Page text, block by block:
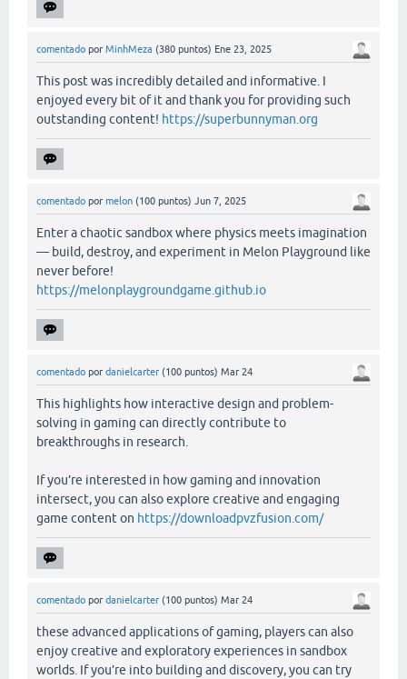
comentado por MinhMeza (380 puntos) Ene 23, 2025
This post was incredibly detailed and informative. I
enjoyed every bit of it and thank you for providing such
outstanding content! https://superbunnyman.org
comentado por melon (100 puntos) Jun 7, 2025
Enter a chaotic sandbox where physics meets imagination
— build, destroy, and experiment in Melon Playground like
never before!
https://melonplaygroundgame.github.io
comentado por danielcarter (100 puntos) Mar 24
This highlights how interactive design and problem-
solving in gaming can directly contribute to
breakthroughs in research.
If you’re interested in how gaming and innovation
intersect, you can also explore creative and engaging
game content on https://downloadpvzfusion.com/
comentado por danielcarter (100 puntos) Mar 24
these advanced applications of gaming, players can also
enjoy creative and exploratory experiences in sandbox
worlds. If you’re into building and discovery, you can try